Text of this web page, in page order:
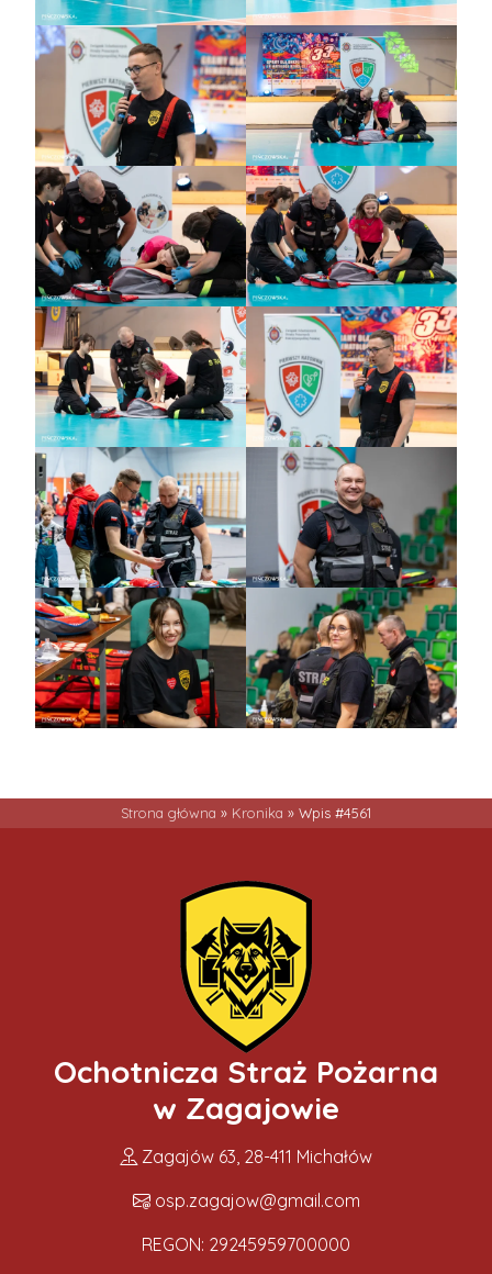
Strona główna » Kronika » Wpis #4561
Ochotnicza Straż Pożarna
w Zagajowie
Zagajów 63, 28-411 Michałów
osp.zagajow@gmail.com
REGON: 29245959700000